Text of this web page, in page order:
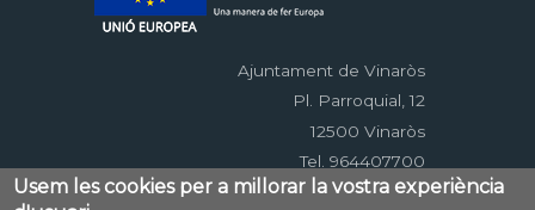
Ajuntament de Vinaròs
Pl. Parroquial, 12
12500 Vinaròs
Tel. 964407700
Usem les cookies per a millorar la vostra experiència